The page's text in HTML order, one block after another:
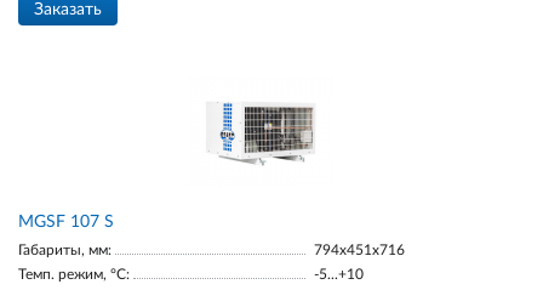
Заказать
MGSF 107 S
Габариты, мм:
794x451x716
Темп. режим, °С:
-5...+10